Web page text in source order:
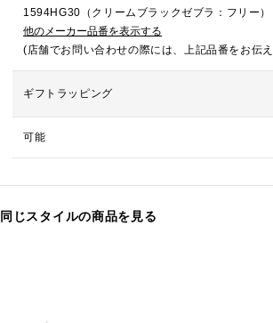
1594HG30（クリームブラックゼブラ：フリー）
他のメーカー品番を表示する
(店舗でお問い合わせの際には、上記品番をお伝
ギフトラッピング
可能
同じスタイルの商品を見る